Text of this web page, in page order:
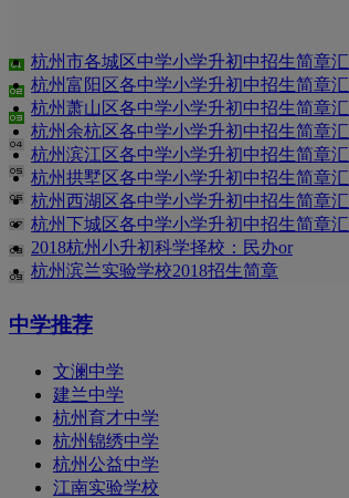
杭州市各城区中学小学升初中招生简章汇
杭州富阳区各中学小学升初中招生简章汇
杭州萧山区各中学小学升初中招生简章汇
杭州余杭区各中学小学升初中招生简章汇
杭州滨江区各中学小学升初中招生简章汇
杭州拱墅区各中学小学升初中招生简章汇
杭州西湖区各中学小学升初中招生简章汇
杭州下城区各中学小学升初中招生简章汇
2018杭州小升初科学择校：民办or
杭州滨兰实验学校2018招生简章
中学推荐
文澜中学
建兰中学
杭州育才中学
杭州锦绣中学
杭州公益中学
江南实验学校